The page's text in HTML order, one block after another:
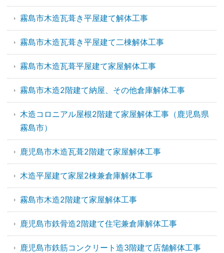
霧島市木造瓦葺き平屋建て解体工事
霧島市木造瓦葺き平屋建て二棟解体工事
霧島市木造瓦葺平屋建て家屋解体工事
霧島市木造2階建て納屋、その他倉庫解体工事
木造コロニアル屋根2階建て家屋解体工事（鹿児島県
霧島市）
鹿児島市木造瓦葺2階建て家屋解体工事
木造平屋建て家屋2棟兼倉庫解体工事
霧島市木造2階建て家屋解体工事
鹿児島市鉄骨造2階建て住宅兼倉庫解体工事
鹿児島市鉄筋コンクリート造3階建て店舗解体工事